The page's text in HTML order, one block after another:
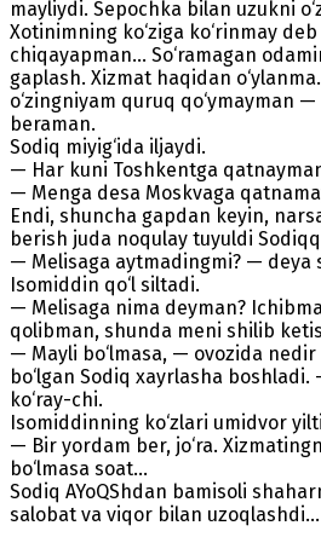
mayliydi. Sepochka bilan uzukni
Xotinimning ko‘ziga ko‘rinmay
chiqayapman... So‘ramagan
gaplash. Xizmat haqidan
o‘zingniyam quruq qo‘ymayman
beraman.
Sodiq miyig‘ida iljaydi.
— Har kuni Toshkentga
— Menga desa Moskvaga
Endi, shuncha gapdan keyin,
berish juda noqulay tuyuldi
— Melisaga aytmadingmi? — deya
Isomiddin qo‘l siltadi.
— Melisaga nima deyman?
qolibman, shunda meni shilib
— Mayli bo‘lmasa, — ovozida nedir
bo‘lgan Sodiq xayrlasha
ko‘ray-chi.
Isomiddinning ko‘zlari umidvor
— Bir yordam ber, jo‘ra.
bo‘lmasa soat...
Sodiq AYoQShdan bamisoli
salobat va viqor bilan uzoqlashdi...